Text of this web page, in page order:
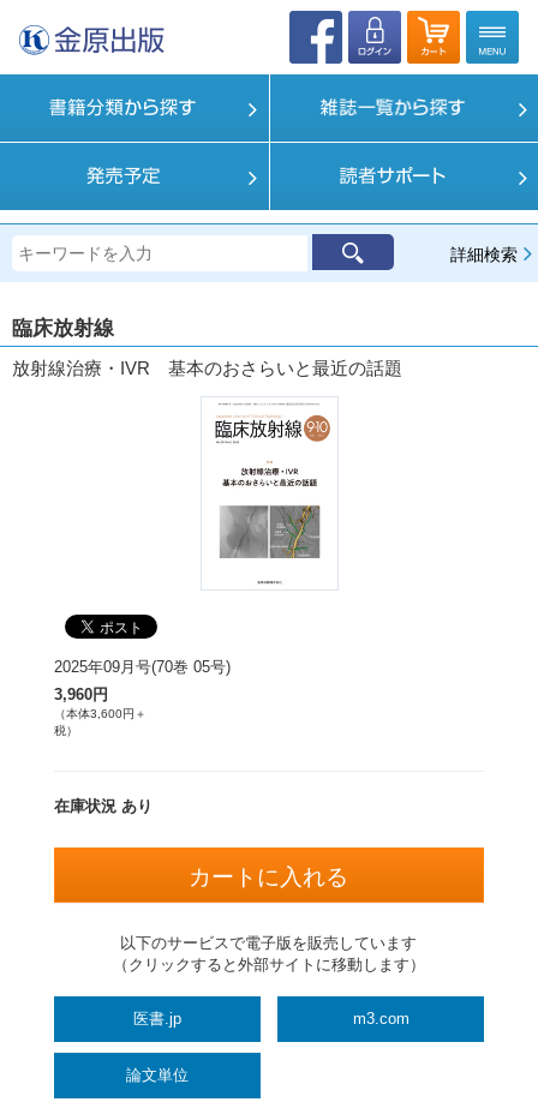
詳細検索
臨床放射線
放射線治療・IVR 基本のおさらいと最近の話題
2025年09月号(70巻 05号)
3,960円
（本体3,600円＋
税）
在庫状況 あり
以下のサービスで電子版を販売しています
（クリックすると外部サイトに移動します）
医書.jp m3.com
論文単位